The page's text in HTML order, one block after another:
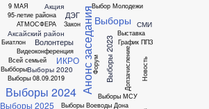
9 МАЯ
95-летие района
АТМОСФЕРА
Аксайский район
Акция Анонс заседания
Биатлон
Видеоконференция
Волонтеры
Всей семьей
Выбборы
Выбор Молодежи
Выборы
Выборы 08.09.2019
Выборы 2020 Выборы 2023
Выборы 2024
Выборы 2025 Выборы Воеводы Дона
Выборы МСУ
Выставка
График ППЗ
ДЭГ
Допзачисление
Закон
ИКРО Новость
СМИ
Форум